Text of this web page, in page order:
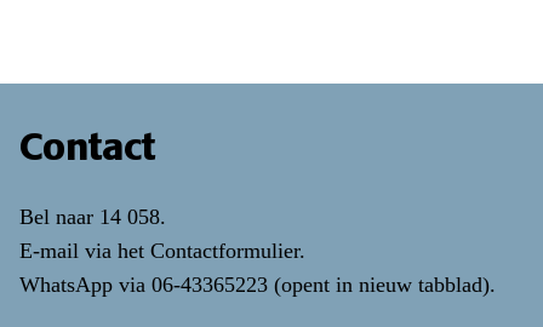
Contact
Bel naar 14 058.
E-mail via het Contactformulier.
WhatsApp via 06-43365223 (opent in nieuw tabblad).